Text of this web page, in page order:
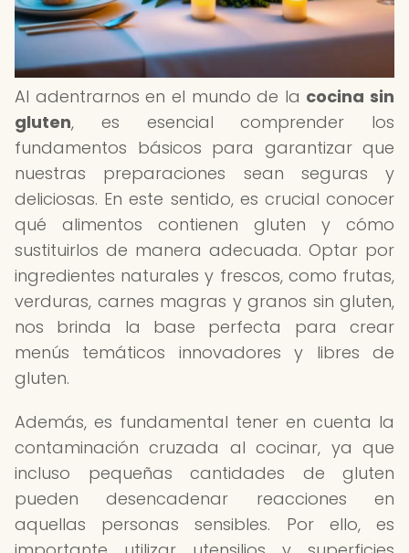
Al adentrarnos en el mundo de la cocina sin
gluten, es esencial comprender los
fundamentos básicos para garantizar que
nuestras preparaciones sean seguras y
deliciosas. En este sentido, es crucial conocer
qué alimentos contienen gluten y cómo
sustituirlos de manera adecuada. Optar por
ingredientes naturales y frescos, como frutas,
verduras, carnes magras y granos sin gluten,
nos brinda la base perfecta para crear
menús temáticos innovadores y libres de
gluten.
Además, es fundamental tener en cuenta la
contaminación cruzada al cocinar, ya que
incluso pequeñas cantidades de gluten
pueden desencadenar reacciones en
aquellas personas sensibles. Por ello, es